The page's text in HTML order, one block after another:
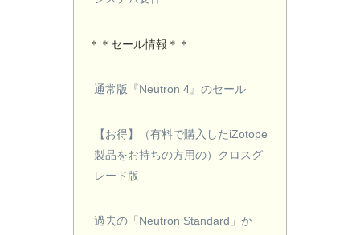
＊＊セール情報＊＊
通常版『Neutron 4』のセール
【お得】（有料で購入したiZotope
製品をお持ちの方用の）クロスグ
レード版
過去の「Neutron Standard」か